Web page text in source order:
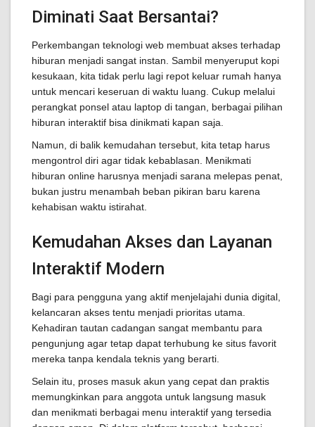
Diminati Saat Bersantai?
Perkembangan teknologi web membuat akses terhadap
hiburan menjadi sangat instan. Sambil menyeruput kopi
kesukaan, kita tidak perlu lagi repot keluar rumah hanya
untuk mencari keseruan di waktu luang. Cukup melalui
perangkat ponsel atau laptop di tangan, berbagai pilihan
hiburan interaktif bisa dinikmati kapan saja.
Namun, di balik kemudahan tersebut, kita tetap harus
mengontrol diri agar tidak kebablasan. Menikmati
hiburan online harusnya menjadi sarana melepas penat,
bukan justru menambah beban pikiran baru karena
kehabisan waktu istirahat.
Kemudahan Akses dan Layanan
Interaktif Modern
Bagi para pengguna yang aktif menjelajahi dunia digital,
kelancaran akses tentu menjadi prioritas utama.
Kehadiran tautan cadangan sangat membantu para
pengunjung agar tetap dapat terhubung ke situs favorit
mereka tanpa kendala teknis yang berarti.
Selain itu, proses masuk akun yang cepat dan praktis
memungkinkan para anggota untuk langsung masuk
dan menikmati berbagai menu interaktif yang tersedia